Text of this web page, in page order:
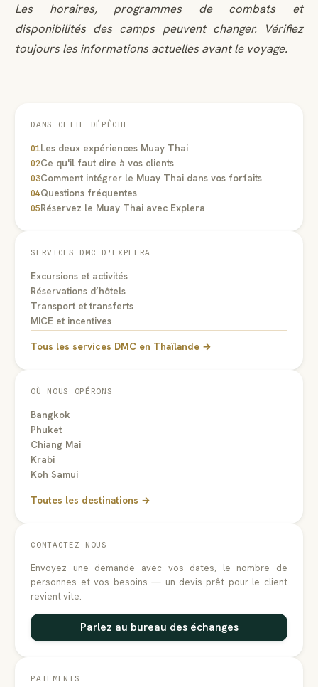
Les horaires, programmes de combats et
disponibilités des camps peuvent changer. Vérifiez
toujours les informations actuelles avant le voyage.
DANS CETTE DÉPÊCHE
01Les deux expériences Muay Thai
02Ce qu'il faut dire à vos clients
03Comment intégrer le Muay Thai dans vos forfaits
04Questions fréquentes
05Réservez le Muay Thai avec Explera
SERVICES DMC D’EXPLERA
Excursions et activités
Réservations d’hôtels
Transport et transferts
MICE et incentives
Tous les services DMC en Thaïlande →
OÙ NOUS OPÉRONS
Bangkok
Phuket
Chiang Mai
Krabi
Koh Samui
Toutes les destinations →
CONTACTEZ-NOUS
Envoyez une demande avec vos dates, le nombre de
personnes et vos besoins — un devis prêt pour le client
revient vite.
Parlez au bureau des échanges
PAIEMENTS